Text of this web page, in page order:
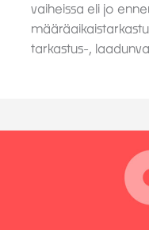
vaiheissa eli jo
tarkastus-,